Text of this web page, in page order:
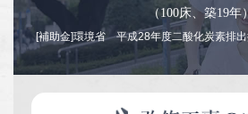
（100床、築19年
[補助金]環境省 平成28年度二酸化炭素排